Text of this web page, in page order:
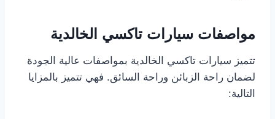
مواصفات سيارات تاكسي الخالدية
تتميز سيارات تاكسي الخالدية بمواصفات عالية الجودة
لضمان راحة الزبائن وراحة السائق. فهي تتميز بالمزايا
التالية: